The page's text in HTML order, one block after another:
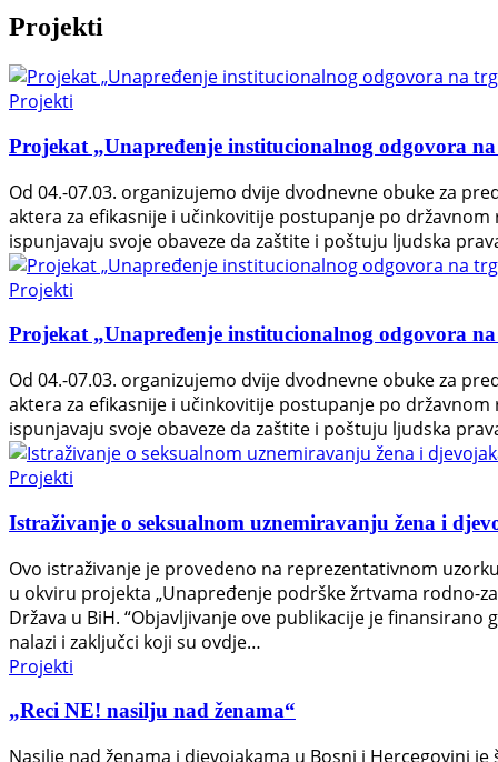
Projekti
Projekti
Projekat „Unapređenje institucionalnog odgovora
Od 04.-07.03. organizujemo dvije dvodnevne obuke za
aktera za efikasnije i učinkovitije postupanje po
ispunjavaju svoje obaveze da zaštite i poštuju ljudska
Projekti
Projekat „Unapređenje institucionalnog odgovora
Od 04.-07.03. organizujemo dvije dvodnevne obuke za
aktera za efikasnije i učinkovitije postupanje po
ispunjavaju svoje obaveze da zaštite i poštuju ljudska
Projekti
Istraživanje o seksualnom uznemiravanju žena i
Ovo istraživanje je provedeno na reprezentativnom
u okviru projekta „Unapređenje podrške žrtvama rodno-
Država u BiH. “Objavljivanje ove publikacije je
nalazi i zaključci koji su ovdje…
Projekti
„Reci NE! nasilju nad ženama“
Nasilje nad ženama i djevojakama u Bosni i Hercegovini